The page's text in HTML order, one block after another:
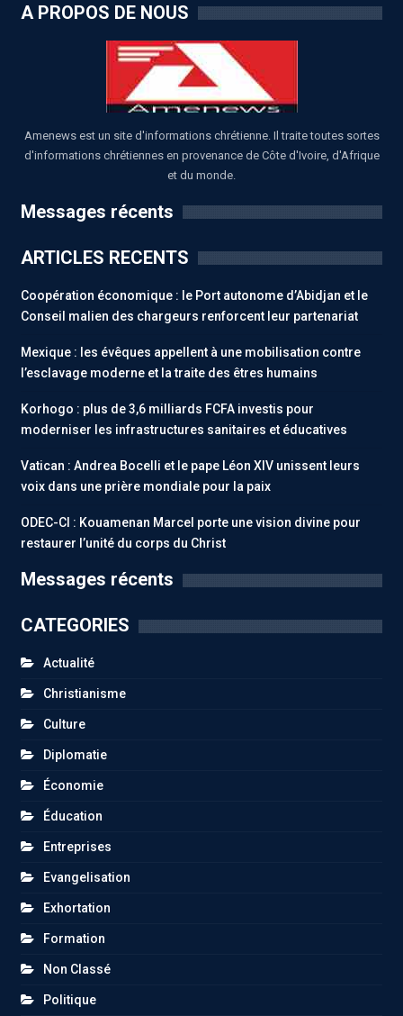
A PROPOS DE NOUS
Amenews est un site d'informations chrétienne. Il traite toutes sortes
d'informations chrétiennes en provenance de Côte d'Ivoire, d'Afrique
et du monde.
Messages récents
ARTICLES RECENTS
Coopération économique : le Port autonome d’Abidjan et le
Conseil malien des chargeurs renforcent leur partenariat
Mexique : les évêques appellent à une mobilisation contre
l’esclavage moderne et la traite des êtres humains
Korhogo : plus de 3,6 milliards FCFA investis pour
moderniser les infrastructures sanitaires et éducatives
Vatican : Andrea Bocelli et le pape Léon XIV unissent leurs
voix dans une prière mondiale pour la paix
ODEC-CI : Kouamenan Marcel porte une vision divine pour
restaurer l’unité du corps du Christ
Messages récents
CATEGORIES
Actualité
Christianisme
Culture
Diplomatie
Économie
Éducation
Entreprises
Evangelisation
Exhortation
Formation
Non Classé
Politique